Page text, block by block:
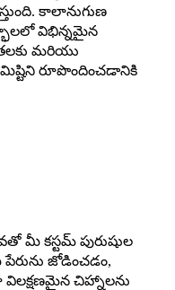
కాలానుగుణ
విభిన్నమైన
మరియు
రూపొందించడానికి
మీ కస్టమ్ పురుషుల
జోడించడం,
విలక్షణమైన చిహ్నాలను